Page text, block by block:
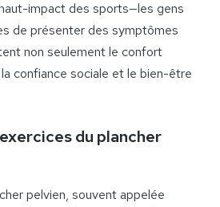
impact des sports—les gens
de présenter des symptômes
non seulement le confort
confiance sociale et le bien-être
du plancher
pelvien, souvent appelée